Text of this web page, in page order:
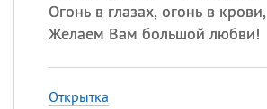
Огонь в глазах, огонь в крови,
Желаем Вам большой любви!
Открытка